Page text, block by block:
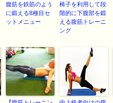
腹筋を鉄筋のよう
に鍛える8種目セ
ットメニュー
椅子を利用して段
階的に下腹部を鍛
える腹筋トレーニ
ング